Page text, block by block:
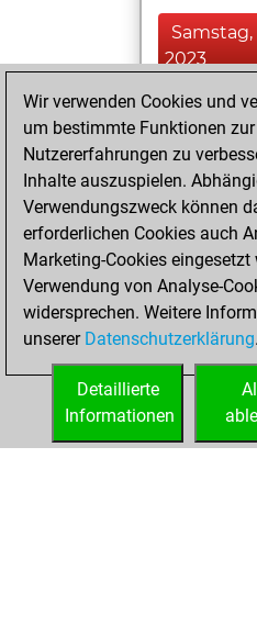
Samstag,
2023
You
achieved a
of 1582
Montag,
2023
You
your Fritz
Wir verwenden Cookies und
um bestimmte Funktionen
Nutzererfahrungen zu
Inhalte auszuspielen.
Verwendungszweck können
erforderlichen Cookies auch
Marketing-Cookies eingesetzt
Verwendung von Analyse-
widersprechen. Weitere
unserer Datenschutzerklärung.
Detaillierte
Informationen